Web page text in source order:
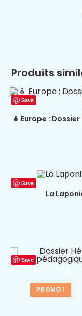
Produits
Save
🪆 Europe :
Save
La
Save
PROMO !